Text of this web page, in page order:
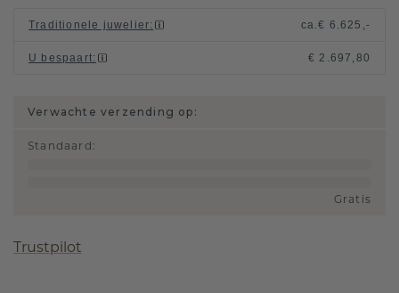
Traditionele juwelier: ca.€ 6.625,-
U bespaart: € 2.697,80
Verwachte verzending op:
Standaard :
Gratis
Trustpilot